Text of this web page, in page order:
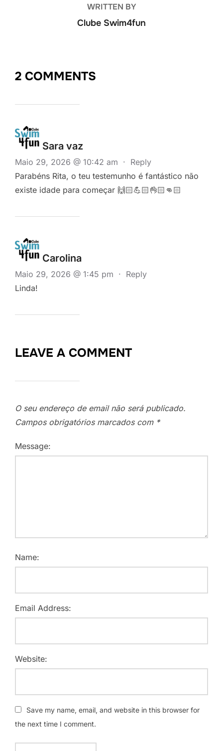
WRITTEN BY
Clube Swim4fun
2 COMMENTS
Sara vaz
Maio 29, 2026 @ 10:42 am · Reply
Parabéns Rita, o teu testemunho é fantástico não
existe idade para começar 🙌🏻💪🏻👌🏻👊🏻
Carolina
Maio 29, 2026 @ 1:45 pm · Reply
Linda!
LEAVE A COMMENT
O seu endereço de email não será publicado.
Campos obrigatórios marcados com *
Message:
Name:
Email Address:
Website:
Save my name, email, and website in this browser for
the next time I comment.